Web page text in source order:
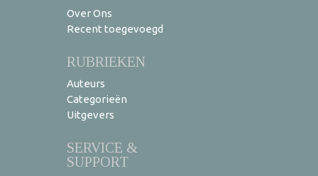
Over Ons
Recent toegevoegd
RUBRIEKEN
Auteurs
Categorieën
Uitgevers
SERVICE &
SUPPORT